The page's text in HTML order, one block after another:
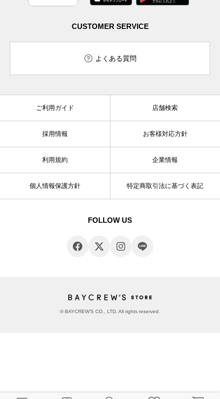
CUSTOMER SERVICE
よくある質問
ご利用ガイド 店舗検索
採用情報 お客様対応方針
利用規約 企業情報
個人情報保護方針 特定商取引法に基づく表記
FOLLOW US
© BAYCREW’S CO., LTD. All rights reserved.